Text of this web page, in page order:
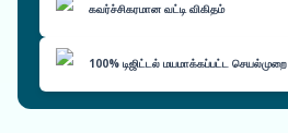
கவர்ச்சிகரமான வட்டி விகிதம்
100% டிஜிட்டல் மயமாக்கப்பட்ட செயல்முறை